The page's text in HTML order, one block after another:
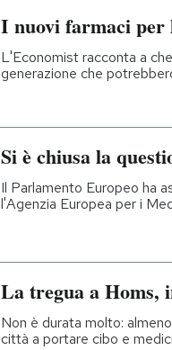
I nuovi farmaci per
L'Economist racconta a
generazione che
Si è chiusa la
Il Parlamento Europeo ha
l'Agenzia Europea per i
La tregua a Homs,
Non è durata molto:
città a portare cibo e